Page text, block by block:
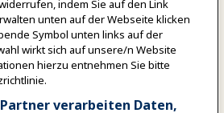
im La
indem Sie auf den Link
unten auf der Webseite klicken
Symbol unten links auf der
wirkt sich auf unsere/n Website
hierzu entnehmen Sie bitte
verarbeiten Daten,